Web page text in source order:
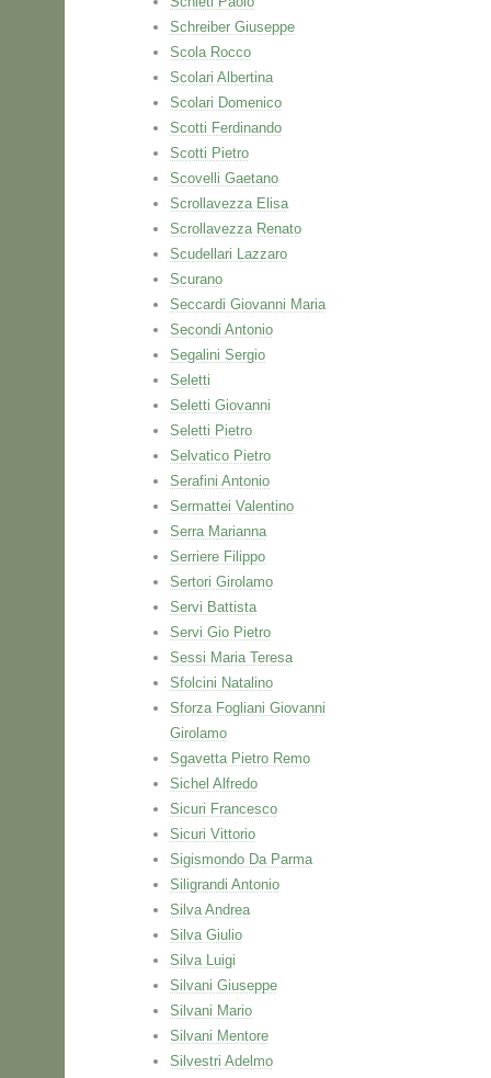
Schreiber Giuseppe
Scola Rocco
Scolari Albertina
Scolari Domenico
Scotti Ferdinando
Scotti Pietro
Scovelli Gaetano
Scrollavezza Elisa
Scrollavezza Renato
Scudellari Lazzaro
Scurano
Seccardi Giovanni Maria
Secondi Antonio
Segalini Sergio
Seletti
Seletti Giovanni
Seletti Pietro
Selvatico Pietro
Serafini Antonio
Sermattei Valentino
Serra Marianna
Serriere Filippo
Sertori Girolamo
Servi Battista
Servi Gio Pietro
Sessi Maria Teresa
Sfolcini Natalino
Sforza Fogliani Giovanni
Girolamo
Sgavetta Pietro Remo
Sichel Alfredo
Sicuri Francesco
Sicuri Vittorio
Sigismondo Da Parma
Siligrandi Antonio
Silva Andrea
Silva Giulio
Silva Luigi
Silvani Giuseppe
Silvani Mario
Silvani Mentore
Silvestri Adelmo